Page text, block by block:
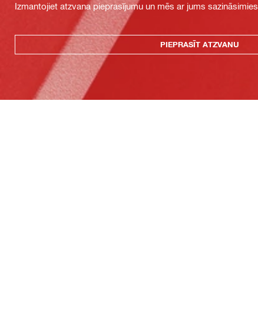
Izmantojiet atzvana pieprasījumu un mēs ar jums sazināsimies.
PIEPRASĪT ATZVANU